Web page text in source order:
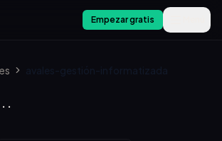
Empezar gratis
avales-gestión-informatizada